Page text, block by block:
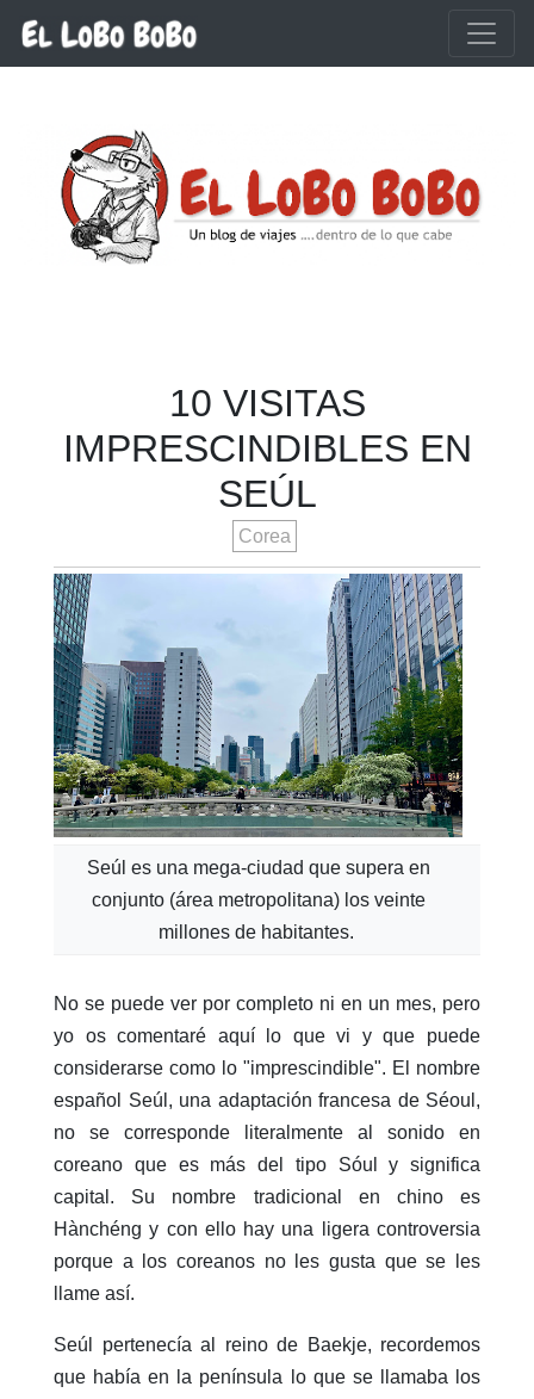
Ir al contenido principal
10 VISITAS
IMPRESCINDIBLES EN
SEÚL
Corea
Seúl es una mega-ciudad que supera en
conjunto (área metropolitana) los veinte
millones de habitantes.
No se puede ver por completo ni en un mes, pero
yo os comentaré aquí lo que vi y que puede
considerarse como lo "imprescindible". El nombre
español Seúl, una adaptación francesa de Séoul,
no se corresponde literalmente al sonido en
coreano que es más del tipo Sóul y significa
capital. Su nombre tradicional en chino es
Hànchéng y con ello hay una ligera controversia
porque a los coreanos no les gusta que se les
llame así.
Seúl pertenecía al reino de Baekje, recordemos
que había en la península lo que se llamaba los